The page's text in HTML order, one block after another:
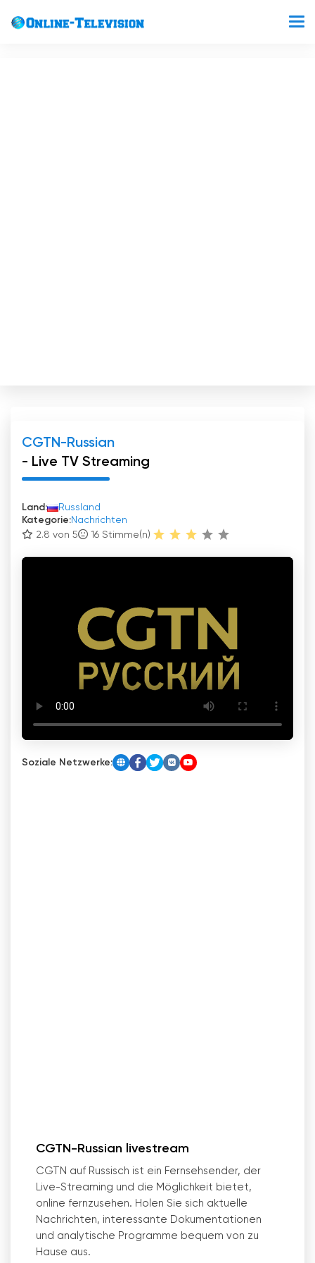
CGTN-Russian
- Live TV Streaming
Land:
Russland
Kategorie:Nachrichten
2.8 von 5
16 Stimme(n)
Soziale Netzwerke:
CGTN-Russian livestream
CGTN auf Russisch ist ein Fernsehsender, der
Live-Streaming und die Möglichkeit bietet,
online fernzusehen. Holen Sie sich aktuelle
Nachrichten, interessante Dokumentationen
und analytische Programme bequem von zu
Hause aus.